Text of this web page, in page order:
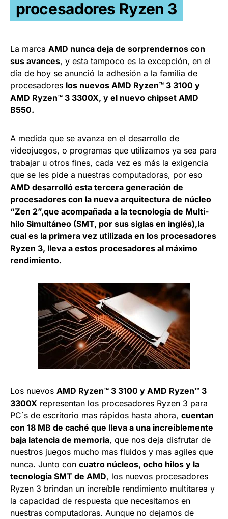
procesadores Ryzen 3
La marca AMD nunca deja de sorprendernos con
sus avances, y esta tampoco es la excepción, en el
día de hoy se anunció la adhesión a la familia de
procesadores los nuevos AMD Ryzen™ 3 3100 y
AMD Ryzen™ 3 3300X, y el nuevo chipset AMD
B550.
A medida que se avanza en el desarrollo de
videojuegos, o programas que utilizamos ya sea para
trabajar u otros fines, cada vez es más la exigencia
que se les pide a nuestras computadoras, por eso
AMD desarrolló esta tercera generación de
procesadores con la nueva arquitectura de núcleo
“Zen 2”,que acompañada a la tecnología de Multi-
hilo Simultáneo (SMT, por sus siglas en inglés),la
cual es la primera vez utilizada en los procesadores
Ryzen 3, lleva a estos procesadores al máximo
rendimiento.
Los nuevos AMD Ryzen™ 3 3100 y AMD Ryzen™ 3
3300X representan los procesadores Ryzen 3 para
PC´s de escritorio mas rápidos hasta ahora, cuentan
con 18 MB de caché que lleva a una increíblemente
baja latencia de memoria, que nos deja disfrutar de
nuestros juegos mucho mas fluidos y mas agiles que
nunca. Junto con cuatro núcleos, ocho hilos y la
tecnología SMT de AMD, los nuevos procesadores
Ryzen 3 brindan un increíble rendimiento multitarea y
la capacidad de respuesta que necesitamos en
nuestras computadoras. Aunque no dejamos de